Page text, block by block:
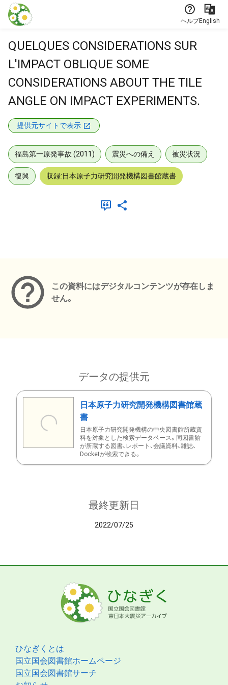
本文に飛ぶ
ヘルプEnglish
QUELQUES CONSIDERATIONS SUR
L'IMPACT OBLIQUE SOME
CONSIDERATIONS ABOUT THE TILE
ANGLE ON IMPACT EXPERIMENTS.
提供元サイトで表示
福島第一原発事故 (2011) 震災への備え 被災状況
復興 収録:日本原子力研究開発機構図書館蔵書
この資料にはデジタルコンテンツが存在しま
せん。
データの提供元
日本原子力研究開発機構図書館蔵
書
日本原子力研究開発機構の中央図書館所蔵資
料を対象とした検索データベース。同図書館
が所蔵する図書、レポート、会議資料、雑誌、
Docketが検索できる。
最終更新日
2022/07/25
ひなぎくとは
国立国会図書館ホームページ
国立国会図書館サーチ